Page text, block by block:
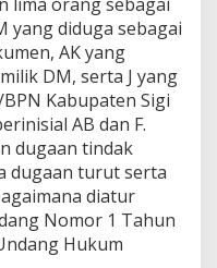
yang diduga sebagai
AK yang
DM, serta J yang
Kabupaten Sigi
AB dan F.
dugaan tindak
dugaan turut serta
diatur
Nomor 1 Tahun
Hukum